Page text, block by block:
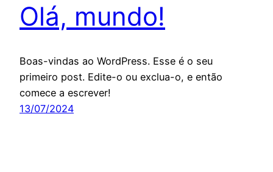
Olá, mundo!
Boas-vindas ao WordPress. Esse é o seu
primeiro post. Edite-o ou exclua-o, e então
comece a escrever!
13/07/2024